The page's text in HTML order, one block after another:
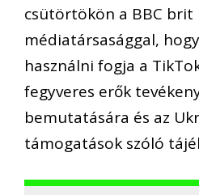
csütörtökön a BBC brit
médiatársasággal,
használni fogja a
fegyveres erők
bemutatására és az
támogatások szóló